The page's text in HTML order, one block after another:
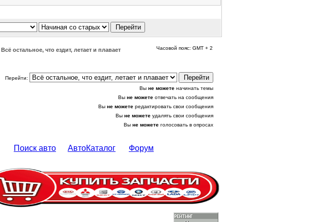
Всё остальное, что ездит, летает и плавает Часовой пояс: GMT + 2
Перейти:
Вы не можете начинать темы
Вы не можете отвечать на сообщения
Вы не можете редактировать свои сообщения
Вы не можете удалять свои сообщения
Вы не можете голосовать в опросах
Поиск авто АвтоКаталог Форум